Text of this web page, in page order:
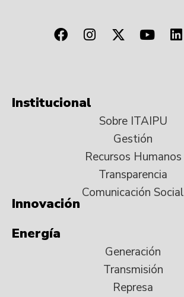
Institucional
Sobre ITAIPU
Gestión
Recursos Humanos
Transparencia
Comunicación Social
Innovación
Energía
Generación
Transmisión
Represa